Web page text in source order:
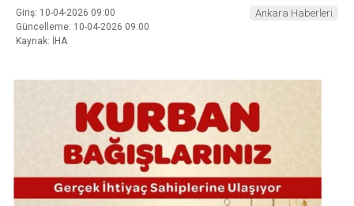
Giriş: 10-04-2026 09:00
Güncelleme: 10-04-2026 09:00
Kaynak: İHA
Ankara Haberleri